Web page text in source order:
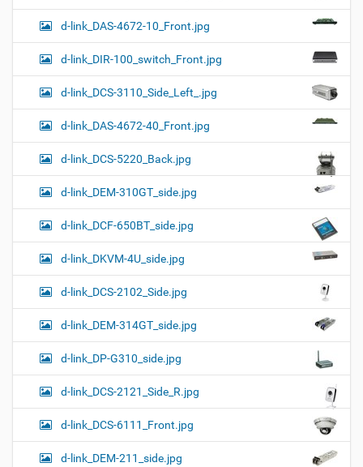
d-link_DAS-4672-10_Front.jpg
d-link_DIR-100_switch_Front.jpg
d-link_DCS-3110_Side_Left_.jpg
d-link_DAS-4672-40_Front.jpg
d-link_DCS-5220_Back.jpg
d-link_DEM-310GT_side.jpg
d-link_DCF-650BT_side.jpg
d-link_DKVM-4U_side.jpg
d-link_DCS-2102_Side.jpg
d-link_DEM-314GT_side.jpg
d-link_DP-G310_side.jpg
d-link_DCS-2121_Side_R.jpg
d-link_DCS-6111_Front.jpg
d-link_DEM-211_side.jpg